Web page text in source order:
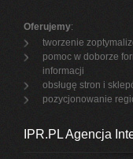
Oferujemy:
tworzenie
pomoc w doborze
informacji
obsługę stron i
pozycjonowanie
IPR.PL Agencja